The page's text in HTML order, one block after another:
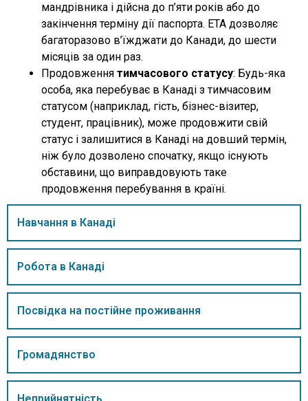
мандрівника і дійсна до п’яти років або до
закінчення терміну дії паспорта. ETA дозволяє
багаторазово в’їжджати до Канади, до шести
місяців за один раз.
Продовження тимчасового статусу: Будь-яка
особа, яка перебуває в Канаді з тимчасовим
статусом (наприклад, гість, бізнес-візитер,
студент, працівник), може продовжити свій
статус і залишитися в Канаді на довший термін,
ніж було дозволено спочатку, якщо існують
обставини, що виправдовують таке
продовження перебування в країні.
Навчання в Канаді
Робота в Канаді
Посвідка на постійне проживання
Громадянство